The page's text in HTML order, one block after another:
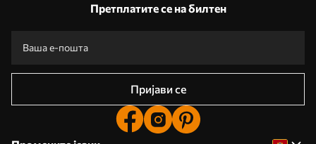
Претплатите се на билтен
Пријави се